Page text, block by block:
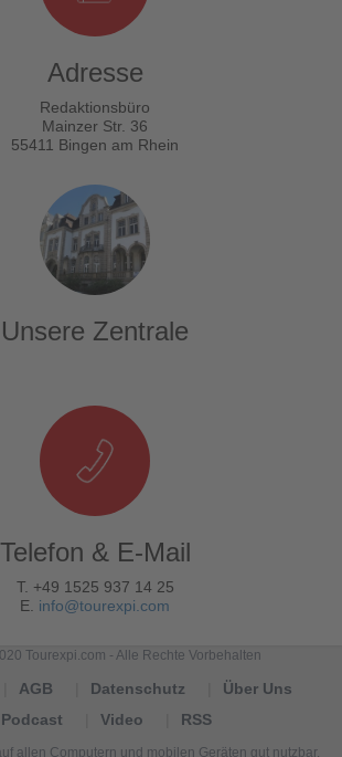
Adresse
Redaktionsbüro
Mainzer Str. 36
55411 Bingen am Rhein
Unsere Zentrale
Telefon & E-Mail
T. +49 1525 937 14 25
E. info@tourexpi.com
Tourexpi.com - Alle Rechte Vorbehalten
AGB Datenschutz
Über Uns
Podcast
Video RSS
allen Computern und mobilen Geräten gut nutzbar.